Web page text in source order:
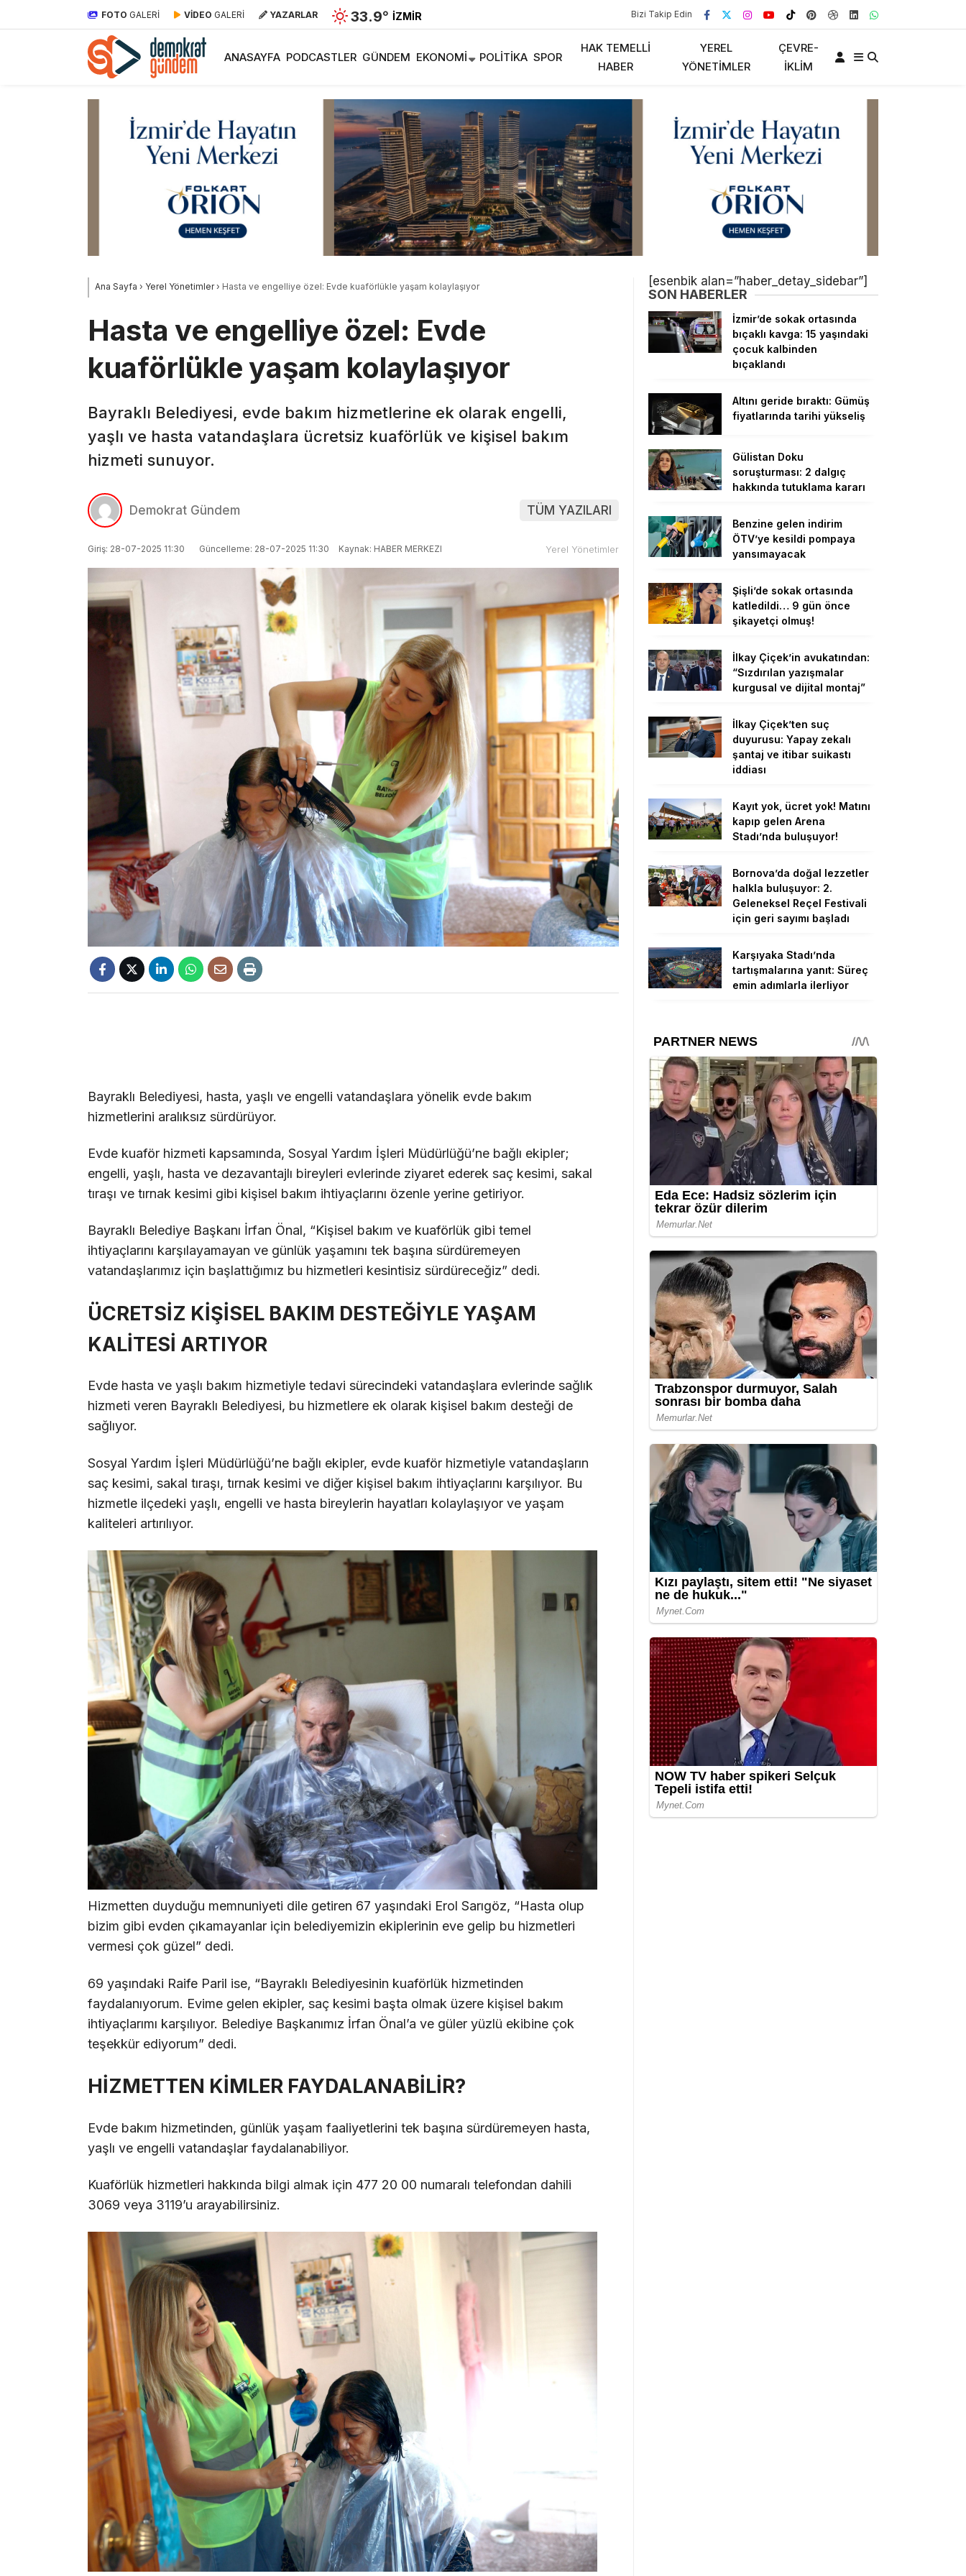
FOTO GALERİ VİDEO GALERİ YAZARLAR 33.9° İZMIR Bizi Takip Edin
ANASAYFA PODCASTLER GÜNDEM EKONOMI POLITIKA SPOR
HAK TEMELLI
HABER
YEREL
YÖNETIMLER
ÇEVRE-
İKLIM
Ana Sayfa › Yerel Yönetimler› Hasta ve engelliye özel: Evde kuaförlükle yaşam kolaylaşıyor
Hasta ve engelliye özel: Evde
kuaförlükle yaşam kolaylaşıyor
Bayraklı Belediyesi, evde bakım hizmetlerine ek olarak engelli,
yaşlı ve hasta vatandaşlara ücretsiz kuaförlük ve kişisel bakım
hizmeti sunuyor.
Demokrat Gündem TÜM YAZILARI
Giriş: 28-07-2025 11:30 Güncelleme: 28-07-2025 11:30 Kaynak: HABER MERKEZI Yerel Yönetimler
Bayraklı Belediyesi, hasta, yaşlı ve engelli vatandaşlara yönelik evde bakım
hizmetlerini aralıksız sürdürüyor.
Evde kuaför hizmeti kapsamında, Sosyal Yardım İşleri Müdürlüğü’ne bağlı ekipler;
engelli, yaşlı, hasta ve dezavantajlı bireyleri evlerinde ziyaret ederek saç kesimi, sakal
tıraşı ve tırnak kesimi gibi kişisel bakım ihtiyaçlarını özenle yerine getiriyor.
Bayraklı Belediye Başkanı İrfan Önal, “Kişisel bakım ve kuaförlük gibi temel
ihtiyaçlarını karşılayamayan ve günlük yaşamını tek başına sürdüremeyen
vatandaşlarımız için başlattığımız bu hizmetleri kesintisiz sürdüreceğiz” dedi.
ÜCRETSİZ KİŞİSEL BAKIM DESTEĞİYLE YAŞAM
KALİTESİ ARTIYOR
Evde hasta ve yaşlı bakım hizmetiyle tedavi sürecindeki vatandaşlara evlerinde sağlık
hizmeti veren Bayraklı Belediyesi, bu hizmetlere ek olarak kişisel bakım desteği de
sağlıyor.
Sosyal Yardım İşleri Müdürlüğü’ne bağlı ekipler, evde kuaför hizmetiyle vatandaşların
saç kesimi, sakal tıraşı, tırnak kesimi ve diğer kişisel bakım ihtiyaçlarını karşılıyor. Bu
hizmetle ilçedeki yaşlı, engelli ve hasta bireylerin hayatları kolaylaşıyor ve yaşam
kaliteleri artırılıyor.
Hizmetten duyduğu memnuniyeti dile getiren 67 yaşındaki Erol Sarıgöz, “Hasta olup
bizim gibi evden çıkamayanlar için belediyemizin ekiplerinin eve gelip bu hizmetleri
vermesi çok güzel” dedi.
69 yaşındaki Raife Paril ise, “Bayraklı Belediyesinin kuaförlük hizmetinden
faydalanıyorum. Evime gelen ekipler, saç kesimi başta olmak üzere kişisel bakım
ihtiyaçlarımı karşılıyor. Belediye Başkanımız İrfan Önal’a ve güler yüzlü ekibine çok
teşekkür ediyorum” dedi.
HİZMETTEN KİMLER FAYDALANABİLİR?
Evde bakım hizmetinden, günlük yaşam faaliyetlerini tek başına sürdüremeyen hasta,
yaşlı ve engelli vatandaşlar faydalanabiliyor.
Kuaförlük hizmetleri hakkında bilgi almak için 477 20 00 numaralı telefondan dahili
3069 veya 3119’u arayabilirsiniz.
[esenbik alan=”haber_detay_sidebar”]
SON HABERLER
İzmir’de sokak ortasında
bıçaklı kavga: 15 yaşındaki
çocuk kalbinden
bıçaklandı
Altını geride bıraktı: Gümüş
fiyatlarında tarihi yükseliş
Gülistan Doku
soruşturması: 2 dalgıç
hakkında tutuklama kararı
Benzine gelen indirim
ÖTV’ye kesildi pompaya
yansımayacak
Şişli’de sokak ortasında
katledildi… 9 gün önce
şikayetçi olmuş!
İlkay Çiçek’in avukatından:
“Sızdırılan yazışmalar
kurgusal ve dijital montaj”
İlkay Çiçek’ten suç
duyurusu: Yapay zekalı
şantaj ve itibar suikastı
iddiası
Kayıt yok, ücret yok! Matını
kapıp gelen Arena
Stadı’nda buluşuyor!
Bornova’da doğal lezzetler
halkla buluşuyor: 2.
Geleneksel Reçel Festivali
için geri sayımı başladı
Karşıyaka Stadı’nda
tartışmalarına yanıt: Süreç
emin adımlarla ilerliyor